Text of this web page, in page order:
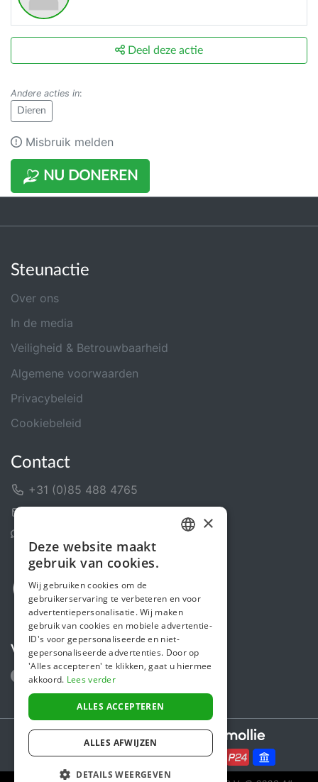
NU DONEREN
Deel deze actie
Andere acties in:
Dieren
Misbruik melden
Steunactie
Over ons
In de media
Veiligheid & Betrouwbaarheid
Algemene voorwaarden
Privacybeleid
Cookiebeleid
Contact
+31 (0)85 488 4765
Volg ons
Secure payments powered by
ENGLISH
×
Deze website maakt
gebruik van cookies.
Wij gebruiken cookies om de
gebruikerservaring te verbeteren en voor
advertentiepersonalisatie. Wij maken
gebruik van cookies en mobiele advertentie-
ID's voor gepersonaliseerde en niet-
gepersonaliseerde advertenties. Door op
'Alles accepteren' te klikken, gaat u hiermee
akkoord. Lees verder
ALLES ACCEPTEREN
ALLES AFWIJZEN
DETAILS WEERGEVEN